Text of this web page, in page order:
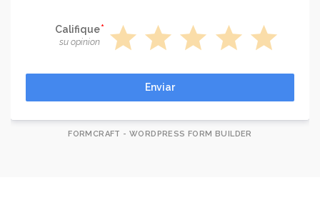
Califique
su opinion star star star star star
Enviar
FORMCRAFT - WORDPRESS FORM BUILDER